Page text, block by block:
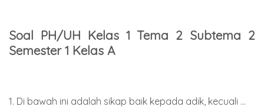
Soal PH/UH Kelas 1 Tema 2 Subtema 2
Semester 1 Kelas A
1. Di bawah ini adalah sikap baik kepada adik, kecuali ...